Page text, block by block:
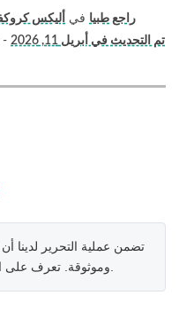
راجع طبيا في أليكس
تم التحديث في أبريل 11, 2026
-
تضمن عملية التحرير لدينا
وموثوقة. تعرف على